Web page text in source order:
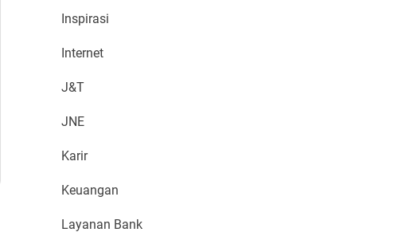
Inspirasi
Internet
J&T
JNE
Karir
Keuangan
Layanan Bank